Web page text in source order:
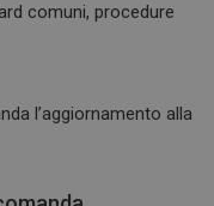
comuni, procedure